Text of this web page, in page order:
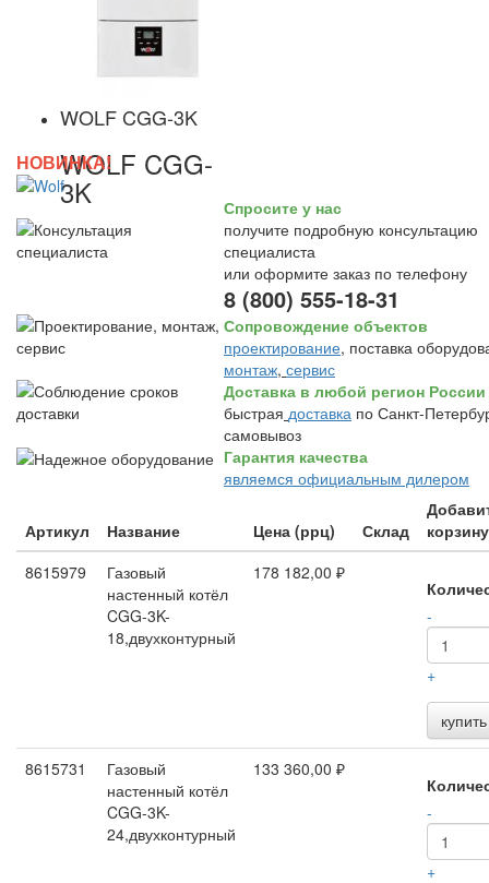
WOLF CGG-3K
WOLF CGG-
3K
НОВИНКА!
Спросите у нас
получите подробную консультацию
специалиста
или оформите заказ по телефону
8 (800) 555-18-31
Сопровождение объектов
проектирование, поставка
монтаж, сервис
Доставка в любой регион России
быстрая доставка по Санкт-
самовывоз
Гарантия качества
являемся официальным дилером
Артикул Название Цена (ррц) Склад
корзину
8615979
Газовый
настенный котёл
CGG-3K-
18,двухконтурный
178 182,00 ₽
-
+
купить
8615731
Газовый
настенный котёл
CGG-3K-
24,двухконтурный
133 360,00 ₽
-
+